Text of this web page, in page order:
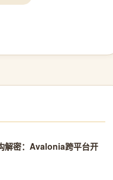
解密：Avalonia跨平台开